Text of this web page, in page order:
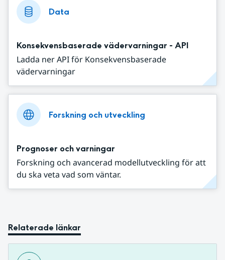
Data
Konsekvensbaserade vädervarningar - API
Ladda ner API för Konsekvensbaserade
vädervarningar
Forskning och utveckling
Prognoser och varningar
Forskning och avancerad modellutveckling för att
du ska veta vad som väntar.
Relaterade länkar